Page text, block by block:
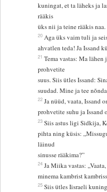
kuningat, et ta läheks ja
rääkis
üks nii ja teine rääkis naa.
20 Aga üks vaim tuli ja
ahvatlen teda! Ja Issand
21 Tema vastas: Ma
prohvetite
suus. Siis ütles Issand:
suudad. Mine ja tee
22 Ja nüüd, vaata, Issand
prohvetite suhu ja Issand
23 Siis astus ligi Sidkija,
pihta ning küsis:
läinud
sinusse rääkima?”
24 Ja Miika vastas:
minema kambrist
25 Siis ütles Iisraeli